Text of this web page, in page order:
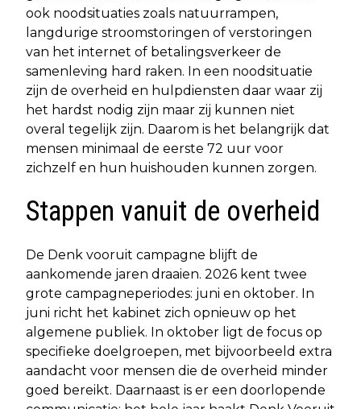
ook noodsituaties zoals natuurrampen,
langdurige stroomstoringen of verstoringen
van het internet of betalingsverkeer de
samenleving hard raken. In een noodsituatie
zijn de overheid en hulpdiensten daar waar zij
het hardst nodig zijn maar zij kunnen niet
overal tegelijk zijn. Daarom is het belangrijk dat
mensen minimaal de eerste 72 uur voor
zichzelf en hun huishouden kunnen zorgen.
Stappen vanuit de overheid
De Denk vooruit campagne blijft de
aankomende jaren draaien. 2026 kent twee
grote campagneperiodes: juni en oktober. In
juni richt het kabinet zich opnieuw op het
algemene publiek. In oktober ligt de focus op
specifieke doelgroepen, met bijvoorbeeld extra
aandacht voor mensen die de overheid minder
goed bereikt. Daarnaast is er een doorlopende